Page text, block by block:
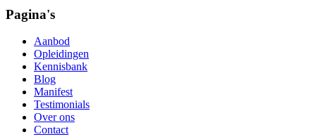
Pagina's
Aanbod
Opleidingen
Kennisbank
Blog
Manifest
Testimonials
Over ons
Contact